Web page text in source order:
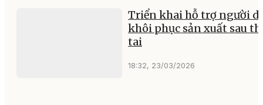
Triển khai hỗ trợ người
khôi phục sản xuất sau
tai
18:32, 23/03/2026